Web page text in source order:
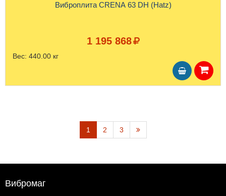
Виброплита CRENA 63 DH (Hatz)
1 195 868
Вес: 440.00 кг
1 2 3
Вибромаг